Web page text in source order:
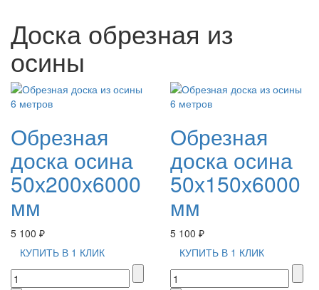
Доска обрезная из
осины
Обрезная
доска осина
50х200х6000
мм
5 100 ₽
КУПИТЬ В 1 КЛИК
Обрезная
доска осина
50х150х6000
мм
5 100 ₽
КУПИТЬ В 1 КЛИК